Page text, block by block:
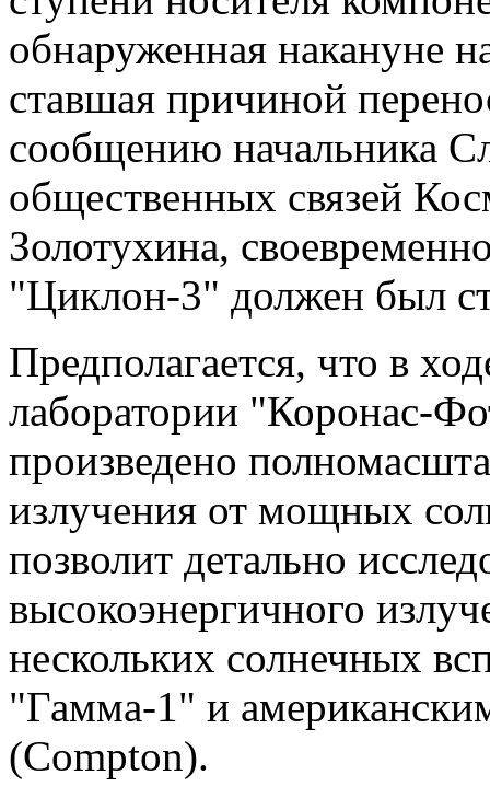
обнаруженная накануне
ставшая причиной
сообщению начальника
общественных связей
Золотухина,
"Циклон-3" должен был
Предполагается, что в
лаборатории "Коронас-
произведено
излучения от мощных
позволит детально
высокоэнергичного
нескольких солнечных
"Гамма-1" и
(Compton).